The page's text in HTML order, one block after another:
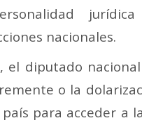
jurídica
nacionales.
el diputado
o la
para acceder a